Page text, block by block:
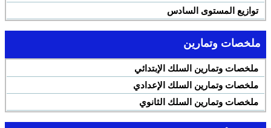
توازيع المستوى السادس
ملخصات وتمارين
ملخصات وتمارين السلك الإبتدائي
ملخصات وتمارين السلك الإعدادي
ملخصات وتمارين السلك الثانوي